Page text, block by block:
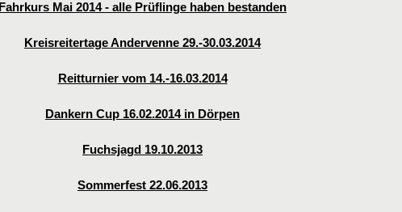
Fahrkurs Mai 2014 - alle Prüflinge haben bestanden
Kreisreitertage Andervenne 29.-30.03.2014
Reitturnier vom 14.-16.03.2014
Dankern Cup 16.02.2014 in Dörpen
Fuchsjagd 19.10.2013
Sommerfest 22.06.2013